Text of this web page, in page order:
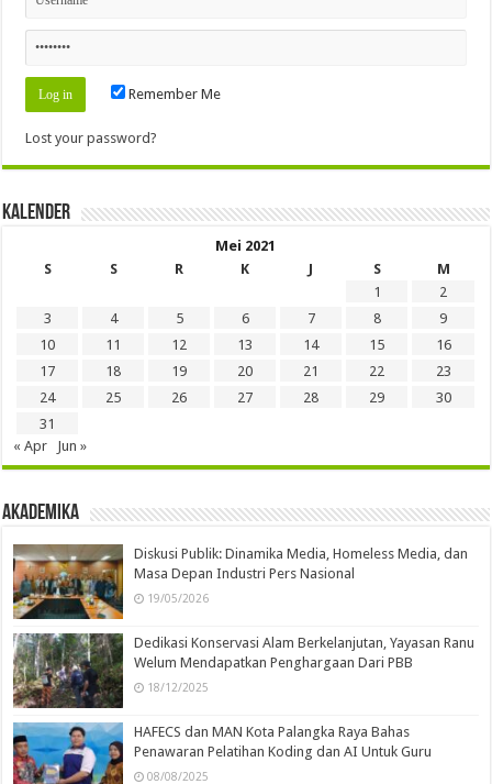
Remember Me
Lost your password?
Kalender
Mei 2021
S
S R K J S
M
1
2
3
4 5 6 7 8
9
10
11 12 13 14 15
16
17
18 19 20 21 22
23
24
25 26 27 28 29
30
31
« Apr
Jun »
Akademika
Diskusi Publik: Dinamika Media, Homeless Media, dan
Masa Depan Industri Pers Nasional
19/05/2026
Dedikasi Konservasi Alam Berkelanjutan, Yayasan Ranu
Welum Mendapatkan Penghargaan Dari PBB
18/12/2025
HAFECS dan MAN Kota Palangka Raya Bahas
Penawaran Pelatihan Koding dan AI Untuk Guru
08/08/2025